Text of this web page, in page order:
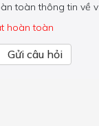
toàn thông tin về
hoàn toàn
Gửi câu hỏi